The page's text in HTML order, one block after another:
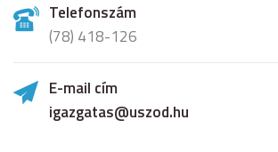
Telefonszám
(78) 418-126
E-mail cím
igazgatas@uszod.hu